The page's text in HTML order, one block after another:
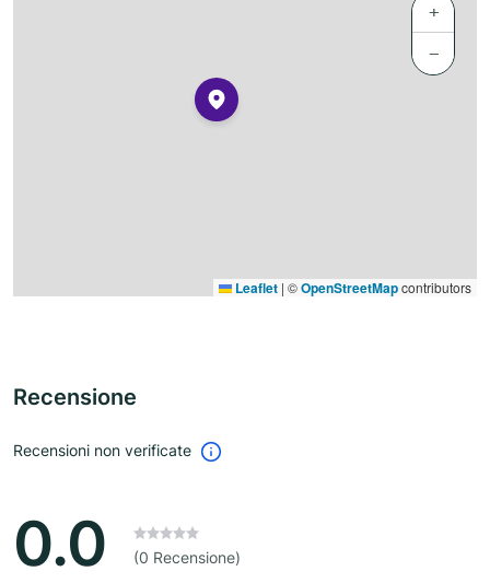
+
−
Leaflet | ©OpenStreetMapcontributors
Recensione
Recensioni non verificate
0.0 (0 Recensione)